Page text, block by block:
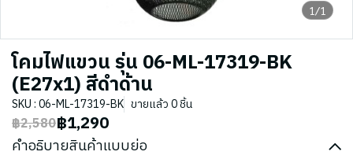
1/1
โคมไฟแขวน รุ่น 06-ML-17319-BK
(E27x1) สีดำด้าน
SKU : 06-ML-17319-BK ขายแล้ว 0 ชิ้น
฿2,580฿1,290
คำอธิบายสินค้าแบบย่อ